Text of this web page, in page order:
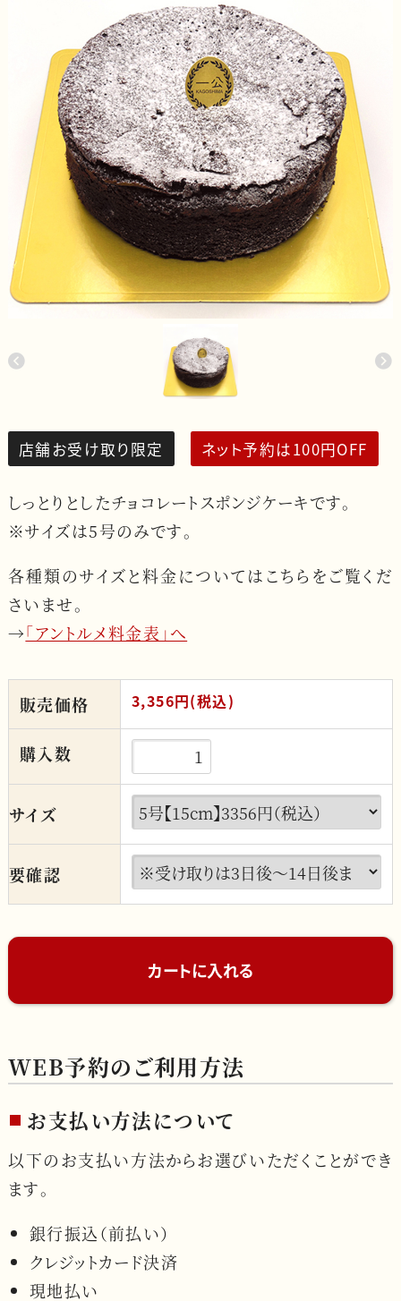
店舗お受け取り限定 ネット予約は100円OFF
しっとりとしたチョコレートスポンジケーキです。
※サイズは5号のみです。
各種類のサイズと料金についてはこちらをご覧くだ
さいませ。
→「アントルメ料金表」へ
販売価格 3,356円(税込)
購入数
サイズ
要確認
WEB予約のご利用方法
お支払い方法について
以下のお支払い方法からお選びいただくことができ
ます。
銀行振込（前払い）
クレジットカード決済
現地払い